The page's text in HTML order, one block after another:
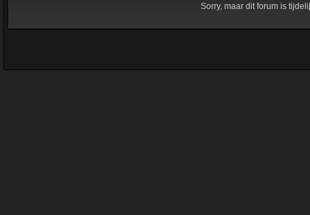
Sorry, maar dit forum is